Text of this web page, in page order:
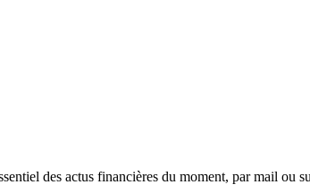
des actus financières du moment, par mail ou